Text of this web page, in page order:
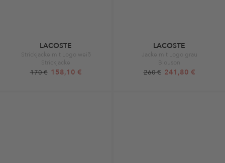
LACOSTE
Strickjacke mit Logo weiß
Strickjacke
170 € 158,10 €
LACOSTE
Jacke mit Logo grau
Blouson
260 € 241,80 €